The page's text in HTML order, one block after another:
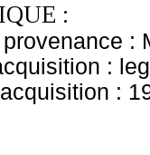
:
:
:
: